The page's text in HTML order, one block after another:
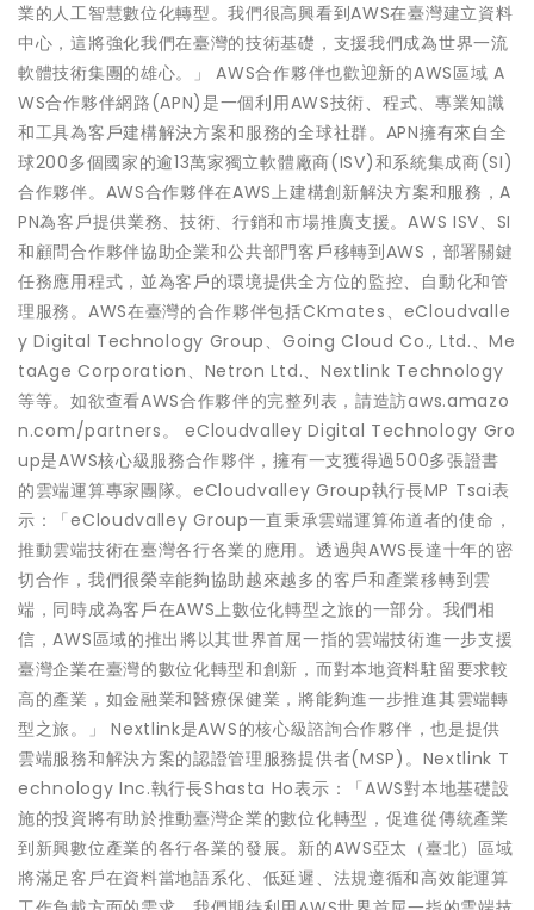
業的人工智慧數位化轉型。我們很高興看到AWS在臺灣建立資料
中心，這將強化我們在臺灣的技術基礎，支援我們成為世界一流
軟體技術集團的雄心。」 AWS合作夥伴也歡迎新的AWS區域 A
WS合作夥伴網路(APN)是一個利用AWS技術、程式、專業知識
和工具為客戶建構解決方案和服務的全球社群。APN擁有來自全
球200多個國家的逾13萬家獨立軟體廠商(ISV)和系統集成商(SI)
合作夥伴。AWS合作夥伴在AWS上建構創新解決方案和服務，A
PN為客戶提供業務、技術、行銷和市場推廣支援。AWS ISV、SI
和顧問合作夥伴協助企業和公共部門客戶移轉到AWS，部署關鍵
任務應用程式，並為客戶的環境提供全方位的監控、自動化和管
理服務。AWS在臺灣的合作夥伴包括CKmates、eCloudvalle
y Digital Technology Group、Going Cloud Co., Ltd.、Me
taAge Corporation、Netron Ltd.、Nextlink Technology
等等。如欲查看AWS合作夥伴的完整列表，請造訪aws.amazo
n.com/partners。 eCloudvalley Digital Technology Gro
up是AWS核心級服務合作夥伴，擁有一支獲得過500多張證書
的雲端運算專家團隊。eCloudvalley Group執行長MP Tsai表
示：「eCloudvalley Group一直秉承雲端運算佈道者的使命，
推動雲端技術在臺灣各行各業的應用。透過與AWS長達十年的密
切合作，我們很榮幸能夠協助越來越多的客戶和產業移轉到雲
端，同時成為客戶在AWS上數位化轉型之旅的一部分。我們相
信，AWS區域的推出將以其世界首屈一指的雲端技術進一步支援
臺灣企業在臺灣的數位化轉型和創新，而對本地資料駐留要求較
高的產業，如金融業和醫療保健業，將能夠進一步推進其雲端轉
型之旅。」 Nextlink是AWS的核心級諮詢合作夥伴，也是提供
雲端服務和解決方案的認證管理服務提供者(MSP)。Nextlink T
echnology Inc.執行長Shasta Ho表示：「AWS對本地基礎設
施的投資將有助於推動臺灣企業的數位化轉型，促進從傳統產業
到新興數位產業的各行各業的發展。新的AWS亞太（臺北）區域
將滿足客戶在資料當地語系化、低延遲、法規遵循和高效能運算